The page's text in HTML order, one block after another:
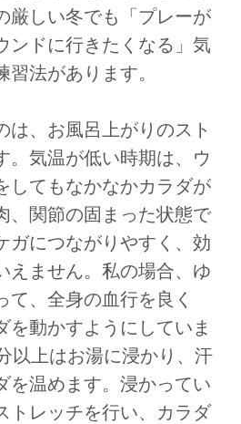
厳しい冬でも「プレーが
ンドに行きたくなる」気
法があります。
は、お風呂上がりのスト
。気温が低い時期は、ウ
してもなかなかカラダが
、関節の固まった状態で
ガにつながりやすく、効
えません。私の場合、ゆ
て、全身の血行を良く
を動かすようにしていま
以上はお湯に浸かり、汗
を温めます。浸かってい
トレッチを行い、カラダ